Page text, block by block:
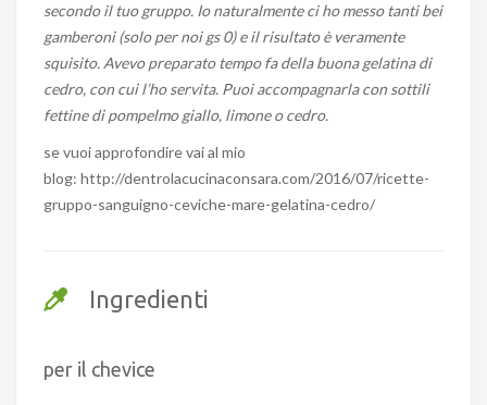
secondo il tuo gruppo. Io naturalmente ci ho messo tanti bei
gamberoni (solo per noi gs 0) e il risultato è veramente
squisito. Avevo preparato tempo fa della buona gelatina di
cedro, con cui l’ho servita. Puoi accompagnarla con sottili
fettine di pompelmo giallo, limone o cedro.
se vuoi approfondire vai al mio
blog: http://dentrolacucinaconsara.com/2016/07/ricette-
gruppo-sanguigno-ceviche-mare-gelatina-cedro/
Ingredienti
per il chevice